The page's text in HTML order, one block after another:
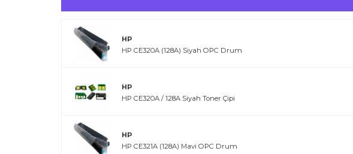
HP
HP CE320A (128A) Siyah OPC Drum
HP
HP CE320A / 128A Siyah Toner Çipi
HP
HP CE321A (128A) Mavi OPC Drum